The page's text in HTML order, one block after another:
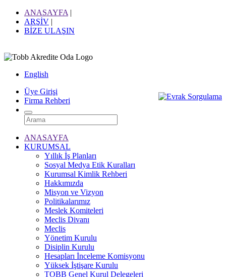
ANASAYFA |
ARŞİV |
BİZE ULAŞIN
English
Üye Girişi
Firma Rehberi
ANASAYFA
KURUMSAL
Yıllık İş Planları
Sosyal Medya Etik Kuralları
Kurumsal Kimlik Rehberi
Hakkımızda
Misyon ve Vizyon
Politikalarımız
Meslek Komiteleri
Meclis Divanı
Meclis
Yönetim Kurulu
Disiplin Kurulu
Hesapları İnceleme Komisyonu
Yüksek İştişare Kurulu
TOBB Genel Kurul Delegeleri